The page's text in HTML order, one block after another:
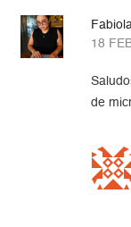
18
de